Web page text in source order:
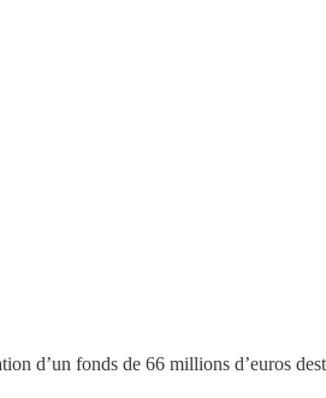
d’un fonds de 66 millions d’euros